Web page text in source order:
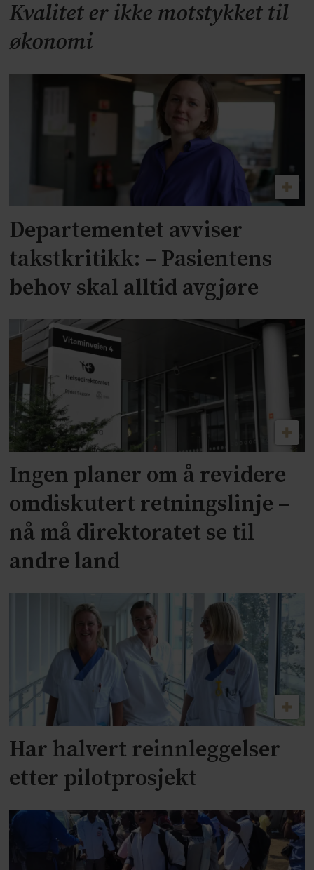
Kvalitet er ikke motstykket til
økonomi
Departementet avviser
takstkritikk: – Pasientens
behov skal alltid avgjøre
Ingen planer om å revidere
omdiskutert retningslinje –
nå må direktoratet se til
andre land
Har halvert reinnleggelser
etter pilotprosjekt